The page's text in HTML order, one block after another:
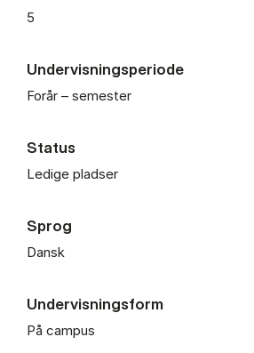
5
Undervisningsperiode
Forår – semester
Status
Ledige pladser
Sprog
Dansk
Undervisningsform
På campus